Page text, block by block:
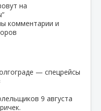
на
комментарии и
— спецрейсы
9 августа